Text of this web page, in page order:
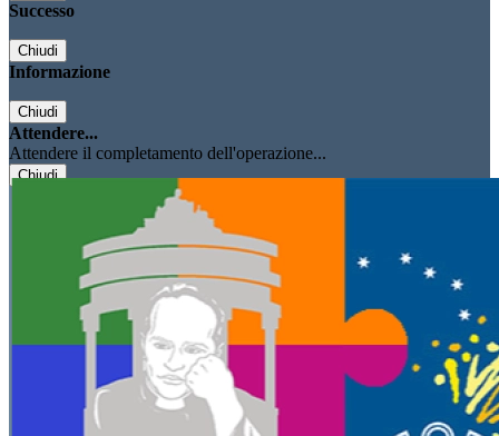
Successo
Chiudi
Informazione
Chiudi
Attendere...
Attendere il completamento dell'operazione...
Chiudi